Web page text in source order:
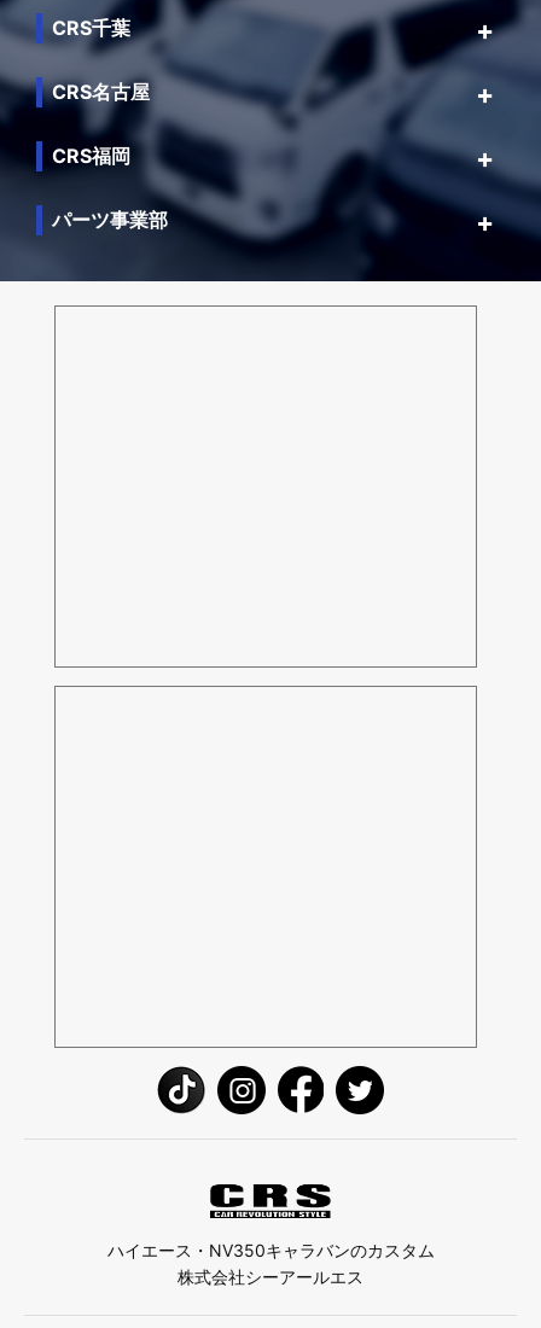
CRS千葉
CRS名古屋
CRS福岡
パーツ事業部
ハイエース・NV350キャラバンのカスタム
株式会社シーアールエス